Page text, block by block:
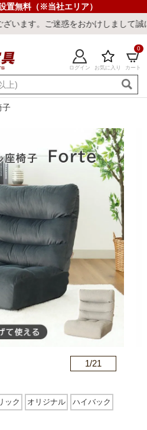
置無料（※当社エリア）
をおかけしまして誠に申し訳ござい
ログイン お気に入り カート
0
新規会員登録
閲覧履歴
寝具 ワークデスク ウィルトンラ
セット
子
1/21
ック オリジナル ハイバック